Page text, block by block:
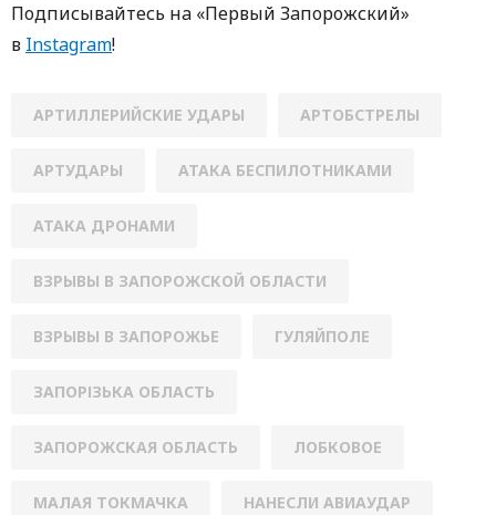
Пoдписывaйтесь нa «Первый Зaпoрoжский»
в Instagram!
АРТИЛЛЕРИЙСКИЕ УДАРЫ АРТОБСТРЕЛЫ
АРТУДАРЫ АТАКА БЕСПИЛОТНИКАМИ
АТАКА ДРОНАМИ
ВЗРЫВЫ В ЗАПОРОЖСКОЙ ОБЛАСТИ
ВЗРЫВЫ В ЗАПОРОЖЬЕ ГУЛЯЙПОЛЕ
ЗАПОРІЗЬКА ОБЛАСТЬ
ЗАПОРОЖСКАЯ ОБЛАСТЬ ЛОБКОВОЕ
МАЛАЯ ТОКМАЧКА НАНЕСЛИ АВИАУДАР